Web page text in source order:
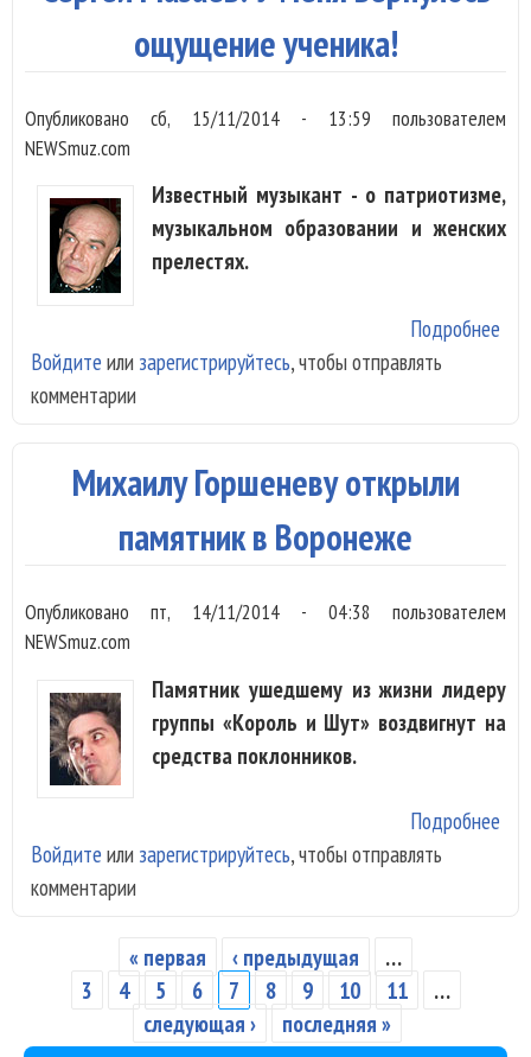
ощущение ученика!
Опубликованосб, 15/11/2014 - 13:59 пользователем
NEWSmuz.com
Известный музыкант - о патриотизме,
музыкальном образовании и женских
прелестях.
Подробнее
Войдите или зарегистрируйтесь, чтобы отправлять
комментарии
Михаилу Горшеневу открыли
памятник в Воронеже
Опубликованопт, 14/11/2014 - 04:38 пользователем
NEWSmuz.com
Памятник ушедшему из жизни лидеру
группы «Король и Шут» воздвигнут на
средства поклонников.
Подробнее
Войдите или зарегистрируйтесь, чтобы отправлять
комментарии
Страницы
« первая ‹ предыдущая
…
3
4 5 6 7 8 9 10 11
…
следующая ›
последняя »